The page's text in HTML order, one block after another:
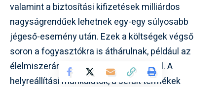
valamint a biztosítási kifizetések milliárdos
nagyságrendűek lehetnek egy-egy súlyosabb
jégeső-esemény után. Ezek a költségek végső
soron a fogyasztókra is áthárulnak, például az
élelmiszerárak emelkedésén keresztül. A
helyreállítási munkálatok, a sérült termékek